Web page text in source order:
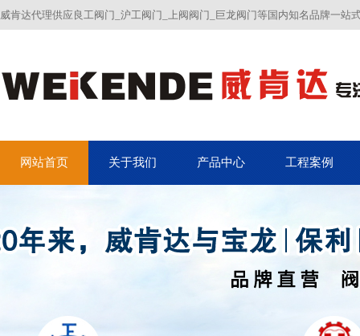
威肯达代理供应良工阀门_沪工阀门_上阀阀门_巨龙阀门等国内知名品牌一站
网站首页 关于我们 产品中心 工程案例